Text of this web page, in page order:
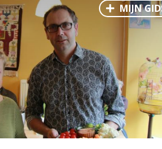
MIJN